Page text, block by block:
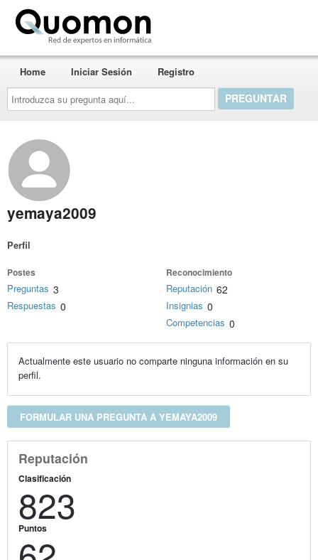
Introduzca
su
pregunta
aquí...
Home Iniciar Sesión Registro
yemaya2009
Perfil
Postes
Preguntas 3
Respuestas 0
Reconocimiento
Reputación 62
Insignias 0
Competencias 0
Actualmente este usuario no comparte ninguna información en su
perfil.
FORMULAR UNA PREGUNTA A YEMAYA2009
Reputación
Clasificación
823
Puntos